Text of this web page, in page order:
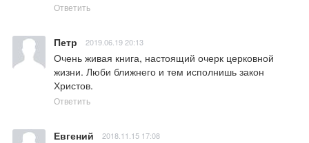
Ответить
Петр 2019.06.19 20:13
Очень живая книга, настоящий очерк церковной
жизни. Люби ближнего и тем исполнишь закон
Христов.
Ответить
Евгений 2018.11.15 17:08